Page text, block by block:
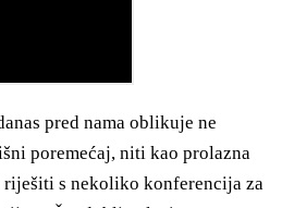
pred nama oblikuje ne
poremećaj, niti kao prolazna
s nekoliko konferencija za